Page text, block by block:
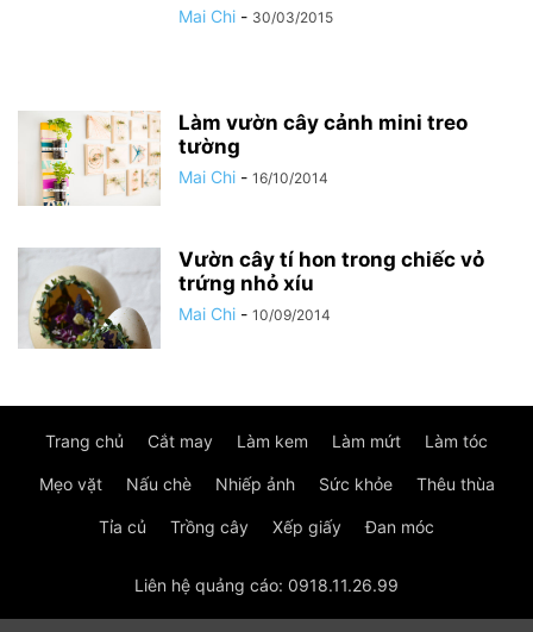
Mai Chi - 30/03/2015
Làm vườn cây cảnh mini treo
tường
Mai Chi - 16/10/2014
Vườn cây tí hon trong chiếc vỏ
trứng nhỏ xíu
Mai Chi - 10/09/2014
Trang chủ Cắt may Làm kem Làm mứt Làm tóc
Mẹo vặt Nấu chè Nhiếp ảnh Sức khỏe Thêu thùa
Tỉa củ Trồng cây Xếp giấy Đan móc
Liên hệ quảng cáo: 0918.11.26.99